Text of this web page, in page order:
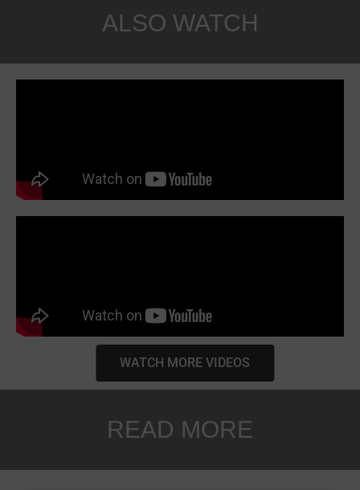
ALSO WATCH
WATCH MORE VIDEOS
READ MORE